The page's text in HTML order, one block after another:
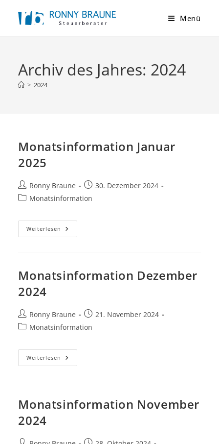
Menü
Archiv des Jahres: 2024
> 2024
Monatsinformation Januar
2025
Ronny Braune
30. Dezember 2024
Monatsinformation
Weiterlesen
Monatsinformation Dezember
2024
Ronny Braune
21. November 2024
Monatsinformation
Weiterlesen
Monatsinformation November
2024